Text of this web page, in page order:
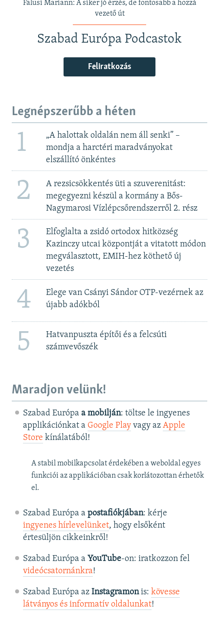
Falusi Mariann: A siker jó érzés, de fontosabb a hozzá
vezető út
Szabad Európa Podcastok
Feliratkozás
Legnépszerűbb a héten
1
„A halottak oldalán nem áll senki” –
mondja a harctéri maradványokat
elszállító önkéntes
2
A rezsicsökkentés üti a szuverenitást:
megegyezni készül a kormány a Bős-
Nagymarosi Vízlépcsőrendszerről 2. rész
3
Elfoglalta a zsidó ortodox hitközség
Kazinczy utcai központját a vitatott módon
megválasztott, EMIH-hez köthető új
vezetés
4
Elege van Csányi Sándor OTP-vezérnek az
újabb adókból
5
Hatvanpuszta építői és a felcsúti
számvevőszék
Maradjon velünk!
Szabad Európa a mobilján: töltse le ingyenes
applikációnkat a Google Playvagy az Apple
Store kínálatából!
A stabil mobilkapcsolat érdekében a weboldal egyes
funkciói az applikációban csak korlátozottan érhetők
el.
Szabad Európa a postafiókjában: kérje
ingyenes hírlevelünket, hogy elsőként
értesüljön cikkeinkről!
Szabad Európa a YouTube-on: iratkozzon fel
videócsatornánkra!
Szabad Európa az Instagramonis: kövesse
látványos és informatív oldalunkat! ​